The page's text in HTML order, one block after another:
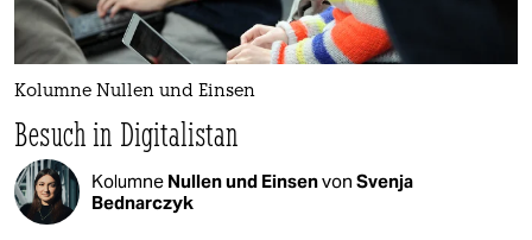
Kolumne Nullen und Einsen
Besuch in Digitalistan
Kolumne Nullen und Einsenvon Svenja
Bednarczyk